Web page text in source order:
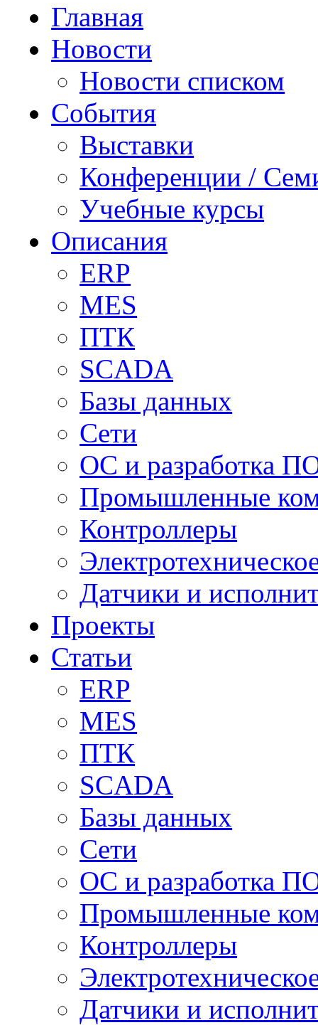
Главная
Новости
Новости списком
События
Выставки
Конференции /
Учебные курсы
Описания
ERP
MES
ПТК
SCADA
Базы данных
Сети
ОС и разработка
Промышленные
Контроллеры
Датчики и
Проекты
Статьи
ERP
MES
ПТК
SCADA
Базы данных
Сети
ОС и разработка
Промышленные
Контроллеры
Датчики и